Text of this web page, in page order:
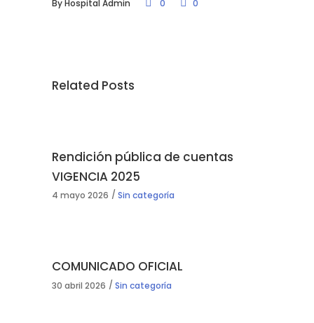
ByHospital Admin 0 0
Related Posts
Rendición pública de cuentas
VIGENCIA 2025
4 mayo 2026 Sin categoría
COMUNICADO OFICIAL
30 abril 2026 Sin categoría